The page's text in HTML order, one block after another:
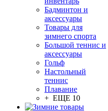
Бадминтон и
аксессуары
Товары для
зимнего спорта
Большой теннис и
аксессуары
Гольф
Настольный
теннис
Плавание
+ ЕЩЕ 10